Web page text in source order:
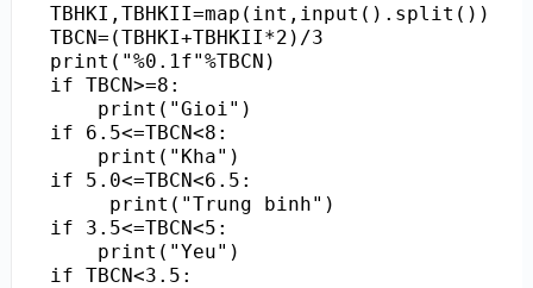
TBHKI,TBHKII=map(int,input().split())
TBCN=(TBHKI+TBHKII*2)/3
print("%0.1f"%TBCN)
if TBCN>=8:
    print("Gioi")
if 6.5<=TBCN<8:
    print("Kha")
if 5.0<=TBCN<6.5:
     print("Trung binh")
if 3.5<=TBCN<5:
    print("Yeu")
if TBCN<3.5: